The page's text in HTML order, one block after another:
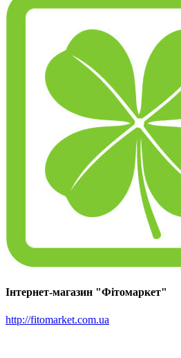
Інтернет-магазин "Фітомаркет"
http://fitomarket.com.ua